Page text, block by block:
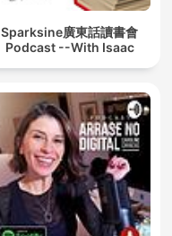
Sparksine廣東話讀書會
Podcast --With Isaac